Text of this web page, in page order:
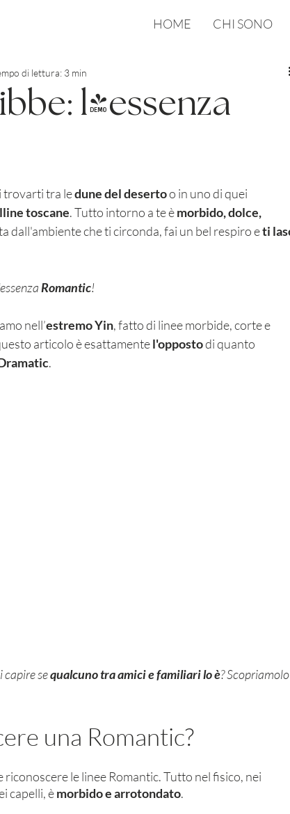
HOME CHI SONO
l'essenza
di lettura: 3 min
trovarti tra le dune del deserto o in uno di quei
toscane. Tutto intorno a te è morbido, dolce,
dall'ambiente che ti circonda, fai un bel respiro e ti
Romantic!
nell’estremo Yin, fatto di linee morbide, corte e
articolo è esattamente l'opposto di quanto
.
capire se qualcuno tra amici e familiari lo è? Scopriamolo
una Romantic?
le linee Romantic. Tutto nel fisico, nei
capelli, è morbido e arrotondato.